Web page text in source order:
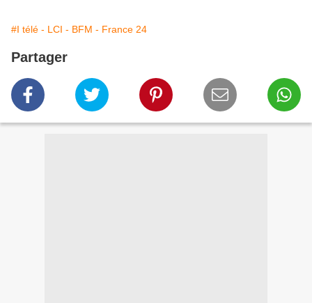
#I télé - LCI - BFM - France 24
Partager